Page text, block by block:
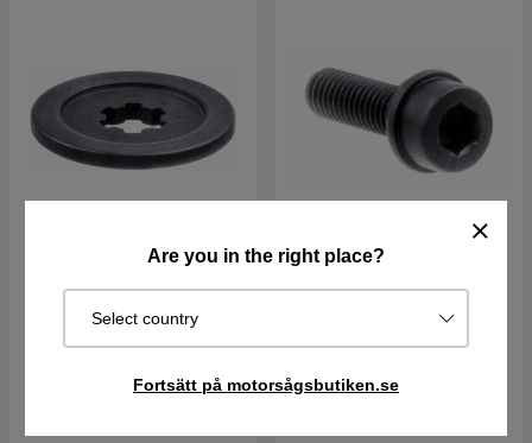
Are you in the right place?
Select country
Fortsätt på motorsågsbutiken.se
I lager